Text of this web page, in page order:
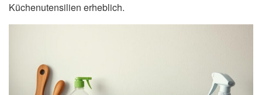
Küchenutensilien erheblich.